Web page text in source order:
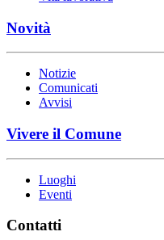
Novità
Notizie
Comunicati
Avvisi
Vivere il Comune
Luoghi
Eventi
Contatti